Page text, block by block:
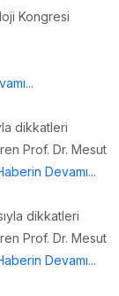
Kongresi
dikkatleri
Prof. Dr. Mesut
Devamı...
dikkatleri
Prof. Dr. Mesut
Devamı...